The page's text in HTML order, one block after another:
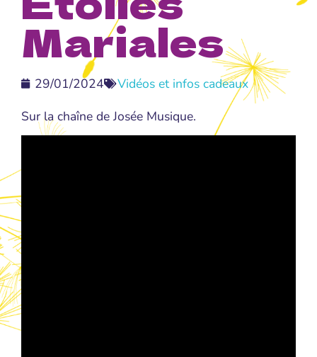
Mariales
29/01/2024
Vidéos et infos cadeaux
Sur la chaîne de Josée Musique.